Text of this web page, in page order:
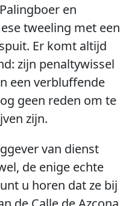
en
tweeling met een
Er komt altijd
zijn penaltywissel
een verbluffende
geen reden om te
zijn.
van dienst
de enige echte
u horen dat ze bij